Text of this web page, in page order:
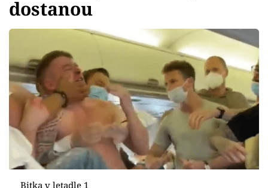
Youtubeři
Sex a vztahy
Videa
Sledujte prima+
Přihlášení
dostanou
Bitka v letadle 1